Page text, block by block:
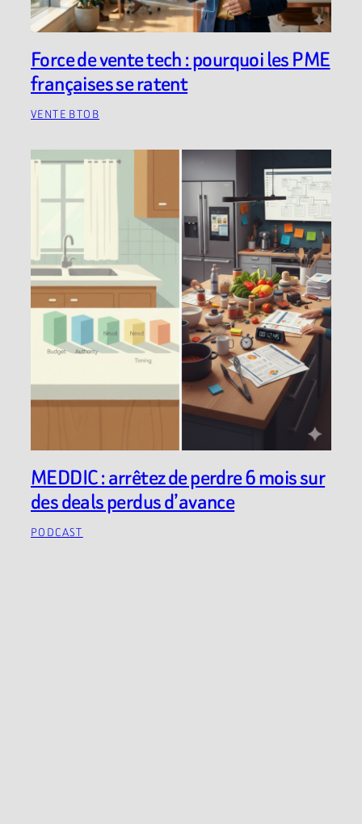
Force de vente tech : pourquoi les PME
françaises se ratent
VENTE BTOB
MEDDIC : arrêtez de perdre 6 mois sur
des deals perdus d’avance
PODCAST